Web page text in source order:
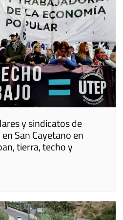
y sindicatos de
San Cayetano en
tierra, techo y